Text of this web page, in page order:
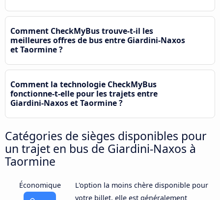
Comment CheckMyBus trouve-t-il les
meilleures offres de bus entre Giardini-Naxos
et Taormine ?
Comment la technologie CheckMyBus
fonctionne-t-elle pour les trajets entre
Giardini-Naxos et Taormine ?
Catégories de sièges disponibles pour
un trajet en bus de Giardini-Naxos à
Taormine
Économique
L'option la moins chère disponible pour
votre billet, elle est généralement